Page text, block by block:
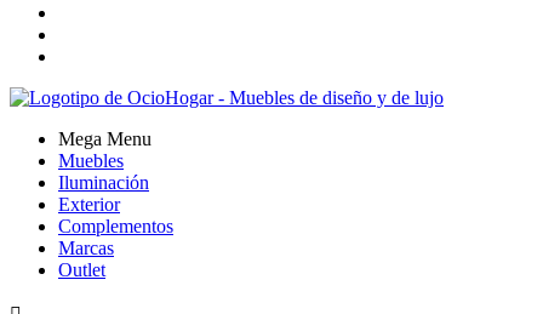
Mega Menu
Muebles
Iluminación
Exterior
Complementos
Marcas
Outlet